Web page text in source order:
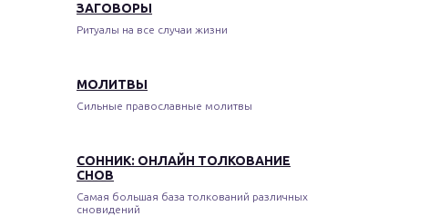
ЗАГОВОРЫ
Ритуалы на все случаи жизни
МОЛИТВЫ
Сильные православные молитвы
СОННИК: ОНЛАЙН ТОЛКОВАНИЕ
СНОВ
Самая большая база толкований различных
сновидений